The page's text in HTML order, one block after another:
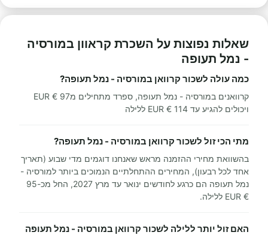
שאלות נפוצות על השכרת קראוון במורסיה
- נמל תעופה
כמה עולה לשכור קרוואן במורסיה - נמל תעופה?
קרוואנים במורסיה - נמל תעופה, ספרד מתחילים מ97 € EUR
ויכולים להגיע עד 114 € EUR ללילה
מתי הכי זול לשכור קרוואן במורסיה - נמל תעופה?
בהשוואת מחירי ההזמנה מראש שאנחנו דוגמים מדי שבוע (תאריך
אחד לכל רבעון), המחירים ההתחלתיים הנמוכים ביותר למורסיה -
נמל תעופה הם כרגע לחודשים ינואר עד מרץ 2027, החל מכ-95
€ EUR ללילה.
האם זול יותר ללילה לשכור קרוואן במורסיה - נמל תעופה